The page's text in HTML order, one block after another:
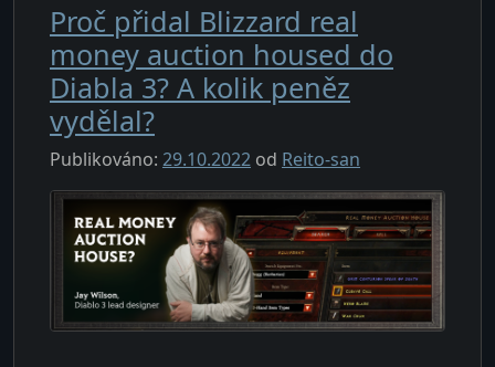
Proč přidal Blizzard real
money auction housed do
Diabla 3? A kolik peněz
vydělal?
Publikováno: 29.10.2022 od Reito-san